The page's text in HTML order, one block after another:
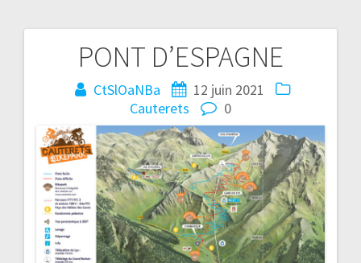
PONT D’ESPAGNE
CtSlOaNBa
12 juin 2021
Cauterets
0
Navigation
l’article